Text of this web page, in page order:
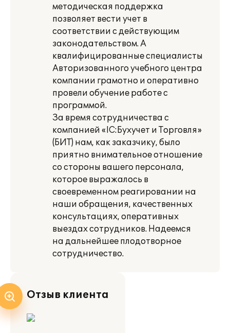
методическая поддержка
позволяет вести учет в
соответствии с действующим
законодательством. А
квалифицированные специалисты
Авторизованного учебного центра
компании грамотно и оперативно
провели обучение работе с
программой.
За время сотрудничества с
компанией «lС:Бухучет и Торговля»
(БИТ) нам, как заказчику, было
приятно внимательное отношение
со стороны вашего персонала,
которое выражалось в
своевременном реагировании на
наши обращения, качественных
консультациях, оперативных
выездах сотрудников. Надеемся
на дальнейшее плодотворное
сотрудничество.
Отзыв клиента